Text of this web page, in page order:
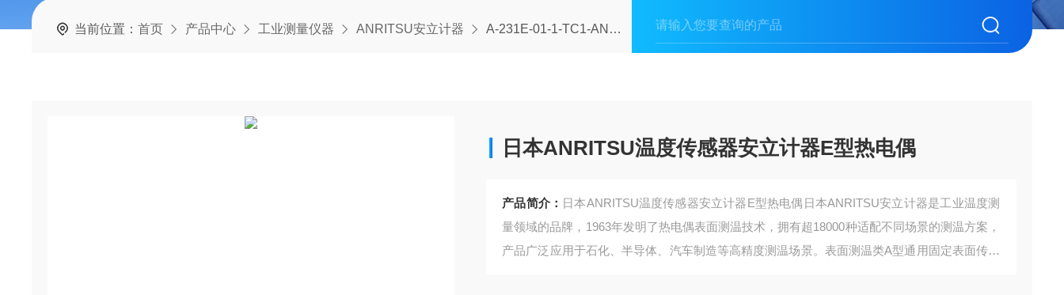
当前位置：首页 产品中心 工业测量仪器 ANRITSU安立计器 A-231E-01-1-TC1-ANP日本ANRITSU温度传感器安立计器E型热电偶
日本ANRITSU温度传感器安立计器E型热电偶
产品简介： 日本ANRITSU温度传感器安立计器E型热电偶日本ANRITSU安立计器是工业温度测
量领域的品牌，1963年发明了热电偶表面测温技术，拥有超18000种适配不同场景的测温方案，
产品广泛应用于石化、半导体、汽车制造等高精度测温场景。表面测温类‌A型通用固定表面传感